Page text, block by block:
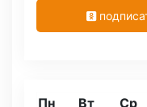
Пн Вт Ср